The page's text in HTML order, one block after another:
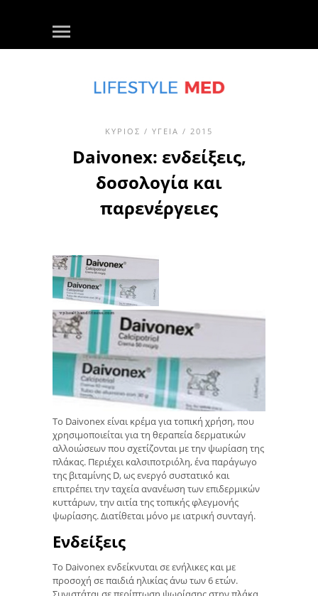
ΚΎΡΙΟΣ / ΥΓΕΊΑ / 2015
Daivonex: ενδείξεις,
δοσολογία και
παρενέργειες
Το Daivonex είναι κρέμα για τοπική χρήση, που
χρησιμοποιείται για τη θεραπεία δερματικών
αλλοιώσεων που σχετίζονται με την ψωρίαση της
πλάκας. Περιέχει καλσιποτριόλη, ένα παράγωγο
της βιταμίνης D, ως ενεργό συστατικό και
επιτρέπει την ταχεία ανανέωση των επιδερμικών
κυττάρων, την αιτία της τοπικής φλεγμονής
ψωρίασης. Διατίθεται μόνο με ιατρική συνταγή.
Ενδείξεις
Το Daivonex ενδείκνυται σε ενήλικες και με
προσοχή σε παιδιά ηλικίας άνω των 6 ετών.